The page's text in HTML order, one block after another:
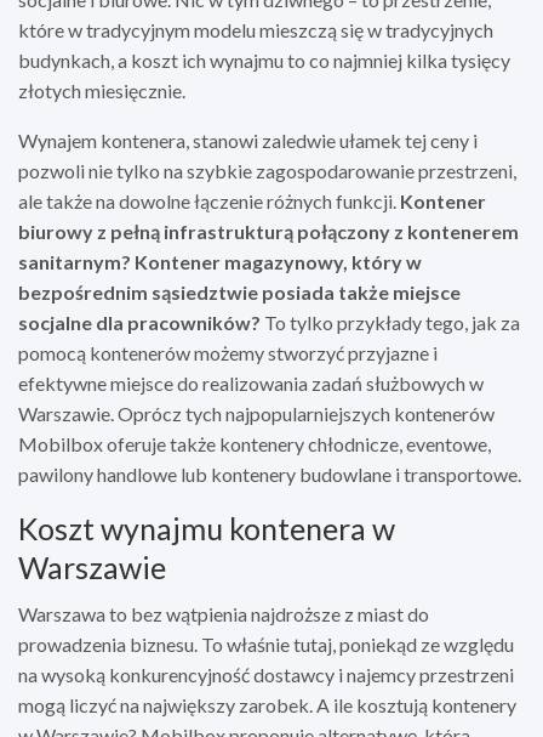
które w tradycyjnym modelu mieszczą się w tradycyjnych
budynkach, a koszt ich wynajmu to co najmniej kilka tysięcy
złotych miesięcznie.
Wynajem kontenera, stanowi zaledwie ułamek tej ceny i
pozwoli nie tylko na szybkie zagospodarowanie przestrzeni,
ale także na dowolne łączenie różnych funkcji. Kontener
biurowy z pełną infrastrukturą połączony z kontenerem
sanitarnym? Kontener magazynowy, który w
bezpośrednim sąsiedztwie posiada także miejsce
socjalne dla pracowników? To tylko przykłady tego, jak za
pomocą kontenerów możemy stworzyć przyjazne i
efektywne miejsce do realizowania zadań służbowych w
Warszawie. Oprócz tych najpopularniejszych kontenerów
Mobilbox oferuje także kontenery chłodnicze, eventowe,
pawilony handlowe lub kontenery budowlane i transportowe.
Koszt wynajmu kontenera w
Warszawie
Warszawa to bez wątpienia najdroższe z miast do
prowadzenia biznesu. To właśnie tutaj, poniekąd ze względu
na wysoką konkurencyjność dostawcy i najemcy przestrzeni
mogą liczyć na największy zarobek. A ile kosztują kontenery